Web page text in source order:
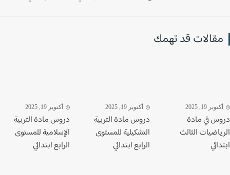
قد تهمك
19, 2025
في مادة
الثالث
أكتوبر 19, 2025
دروس مادة التربية
التشكيلية للمستوى
الرابع ابتدائي
أكتوبر 19, 2025
دروس مادة التربية
الإسلامية للمستوى
الرابع ابتدائي